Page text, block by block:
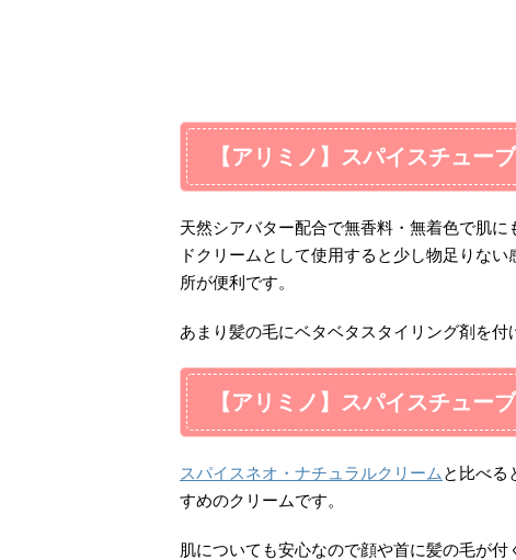
【アリミノ】スパイスチュー
天然シアバター配合で無香料・無着色で肌
ドクリームとして使用すると少し物足りな
所が便利です。
あまり髪の毛にベタベタスタイリング剤を付
【アリミノ】スパイスチュー
スパイスネオ・ナチュラルクリーム と比べる
すめのクリームです。
肌についても安心なので顔や首に髪の毛が